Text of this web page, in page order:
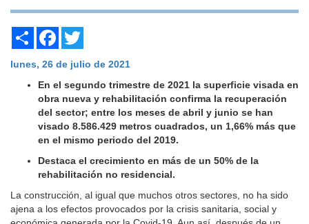
Share Facebook
lunes, 26 de julio de 2021
En el segundo trimestre de 2021 la superficie visada en
obra nueva y rehabilitación confirma la recuperación
del sector; entre los meses de abril y junio se han
visado 8.586.429 metros cuadrados, un 1,66% más que
en el mismo periodo del 2019.
Destaca el crecimiento en más de un 50% de la
rehabilitación no residencial.
La construcción, al igual que muchos otros sectores, no ha sido
ajena a los efectos provocados por la crisis sanitaria, social y